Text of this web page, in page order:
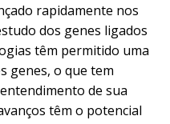
rapidamente nos
dos genes ligados
têm permitido uma
genes, o que tem
de sua
têm o potencial